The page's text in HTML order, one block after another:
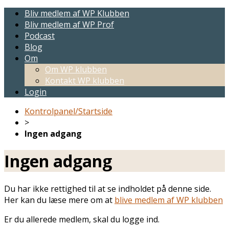
Bliv medlem af WP Klubben
Bliv medlem af WP Prof
Podcast
Blog
Om
Om WP klubben
Kontakt WP klubben
Login
Kontrolpanel/Startside
>
Ingen adgang
Ingen adgang
Du har ikke rettighed til at se indholdet på denne side.
Her kan du læse mere om at blive medlem af WP klubben
Er du allerede medlem, skal du logge ind.